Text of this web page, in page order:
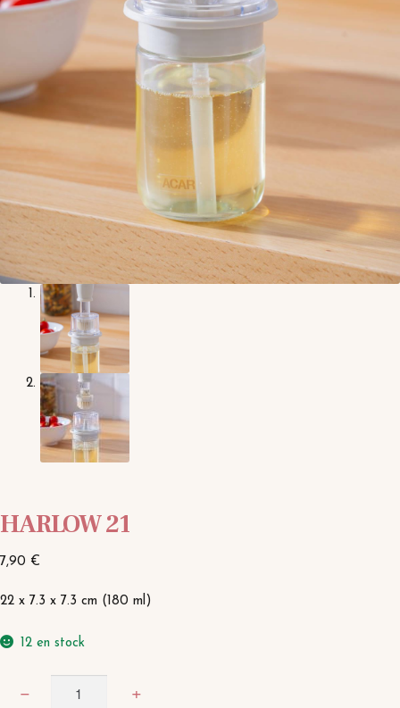
HARLOW 21
7,90 €
22 x 7.3 x 7.3 cm (180 ml)
12 en stock
− +